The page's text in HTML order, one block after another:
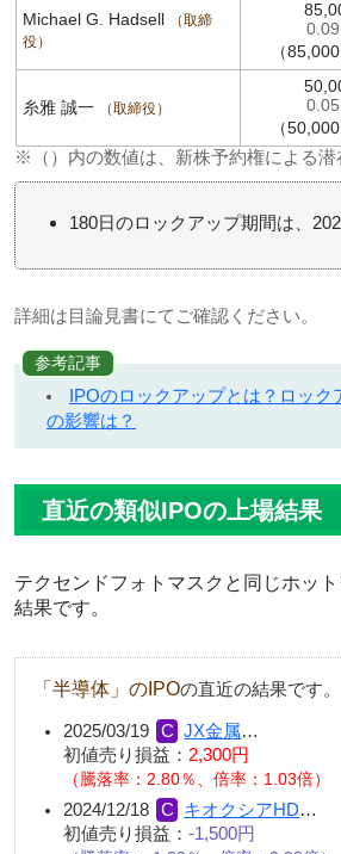
Michael G. Hadsell
取締
役
0.09
（85,000
糸雅 誠一 取締役 0.05
（50,000
※（）内の数値は、新株予約権による潜
180日のロックアップ期間は、
詳細は目論見書にてご確認ください。
参考記事
IPOのロックアップとは？ロック
の影響は？
直近の類似IPOの上場結果
テクセンドフォトマスクと同じホッ
結果です。
「半導体」のIPOの直近の結果です。
2025/03/19 JX金属…
初値売り損益： 2,300円
（騰落率：2.80％、倍率：1.03倍）
2024/12/18 キオクシアHD…
初値売り損益： -1,500円